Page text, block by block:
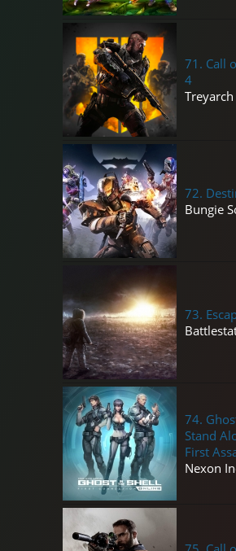
71. Call
4
Treyarch
72.
Bungie
73.
74.
Stand
First
Nexon